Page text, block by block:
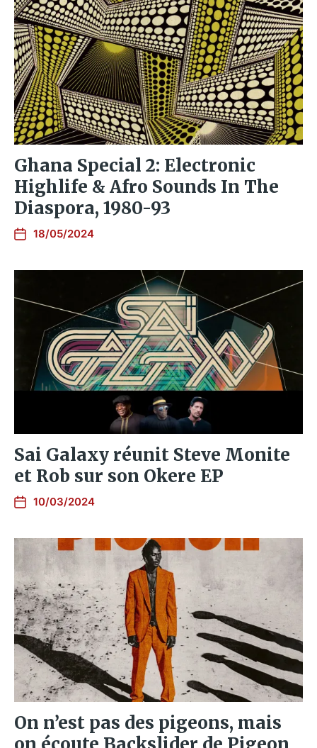
Ghana Special 2: Electronic
Highlife & Afro Sounds In The
Diaspora, 1980​-​93
18/05/2024
Sai Galaxy réunit Steve Monite
et Rob sur son Okere EP
10/03/2024
On n’est pas des pigeons, mais